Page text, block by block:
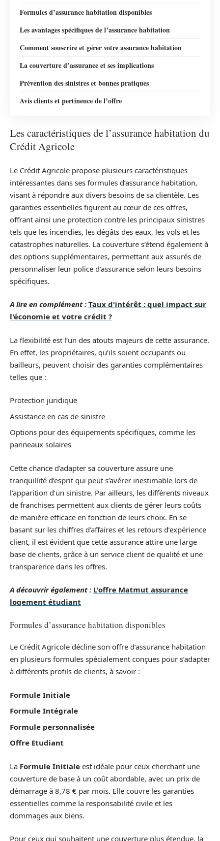
Formules d’assurance habitation disponibles
Les avantages spécifiques de l’assurance habitation
Comment souscrire et gérer votre assurance habitation
La couverture d’assurance et ses implications
Prévention des sinistres et bonnes pratiques
Avis clients et pertinence de l’offre
Les caractéristiques de l’assurance habitation du
Crédit Agricole
Le Crédit Agricole propose plusieurs caractéristiques
intéressantes dans ses formules d’assurance habitation,
visant à répondre aux divers besoins de sa clientèle. Les
garanties essentielles figurent au cœur de ces offres,
offrant ainsi une protection contre les principaux sinistres
tels que les incendies, les dégâts des eaux, les vols et les
catastrophes naturelles. La couverture s’étend également à
des options supplémentaires, permettant aux assurés de
personnaliser leur police d’assurance selon leurs besoins
spécifiques.
A lire en complément : Taux d'intérêt : quel impact sur
l'économie et votre crédit ?
La flexibilité est l’un des atouts majeurs de cette assurance.
En effet, les propriétaires, qu’ils soient occupants ou
bailleurs, peuvent choisir des garanties complémentaires
telles que :
Protection juridique
Assistance en cas de sinistre
Options pour des équipements spécifiques, comme les
panneaux solaires
Cette chance d’adapter sa couverture assure une
tranquillité d’esprit qui peut s’avérer inestimable lors de
l’apparition d’un sinistre. Par ailleurs, les différents niveaux
de franchises permettent aux clients de gérer leurs coûts
de manière efficace en fonction de leurs choix. En se
basant sur les chiffres d’affaires et les retours d’expérience
client, il est évident que cette assurance attire une large
base de clients, grâce à un service client de qualité et une
transparence dans les offres.
A découvrir également : L'offre Matmut assurance
logement étudiant
Formules d’assurance habitation disponibles
Le Crédit Agricole décline son offre d’assurance habitation
en plusieurs formules spécialement conçues pour s’adapter
à différents profils de clients, à savoir :
Formule Initiale
Formule Intégrale
Formule personnalisée
Offre Etudiant
La Formule Initiale est idéale pour ceux cherchant une
couverture de base à un coût abordable, avec un prix de
démarrage à 8,78 € par mois. Elle couvre les garanties
essentielles comme la responsabilité civile et les
dommages aux biens.
Pour ceux qui souhaitent une couverture plus étendue, la